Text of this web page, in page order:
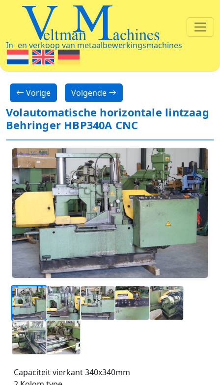
Veltman Machines
In- en verkoop van metaalbewerkingsmachines
Vorige Volgende
Volautomatische horizontale lintzaag
Behringer HBP340A CNC
_
_
_
_
_
_
Capaciteit vierkant 340x340mm